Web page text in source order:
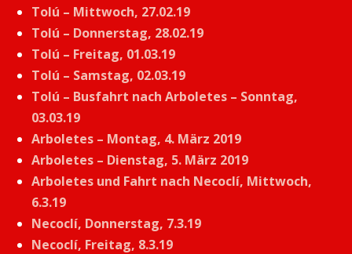
Tolú – Mittwoch, 27.02.19
Tolú – Donnerstag, 28.02.19
Tolú – Freitag, 01.03.19
Tolú – Samstag, 02.03.19
Tolú – Busfahrt nach Arboletes – Sonntag,
03.03.19
Arboletes – Montag, 4. März 2019
Arboletes – Dienstag, 5. März 2019
Arboletes und Fahrt nach Necoclí, Mittwoch,
6.3.19
Necoclí, Donnerstag, 7.3.19
Necoclí, Freitag, 8.3.19